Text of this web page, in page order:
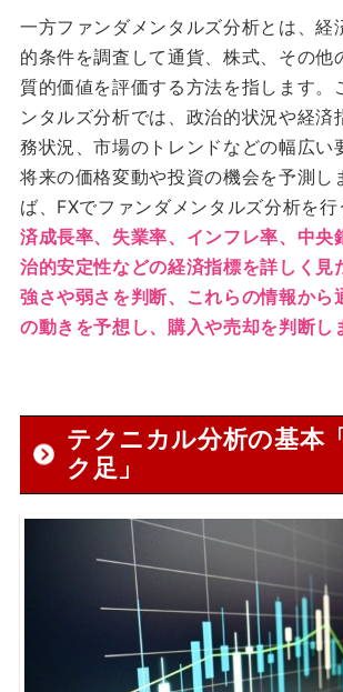
一方ファンダメンタルズ分析とは、経
的条件を調査して通貨、株式、その他
質的価値を評価する方法を指します。
ンタルズ分析では、政治的状況や経済
務状況、市場のトレンドなどの幅広い
将来の価格変動や投資の機会を予測し
ば、FXでファンダメンタルズ分析を行
済成長率、失業率、インフレ率、中央
治的安定性などの経済指標を詳しく見
強さや弱さを判断、これらの情報から
の動きを予想し、購入や売却を判断し
テクニカル分析の基本
ク足」